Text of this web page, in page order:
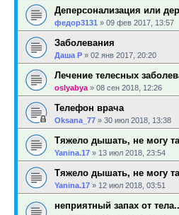
Деперсонализация или
федор3131 » 09 фев 2017, 13:57
Заболевания
Даша Р » 02 янв 2017, 20:20
Лечение телесных
oslyabya » 08 сен 2018, 12:26
Телефон врача
Oksana_77 » 30 июл 2018, 13:38
Тяжело дышать, не могу
Yanina.17 » 13 июл 2018, 23:54
Тяжело дышать, не могу
Yanina.17 » 12 июл 2018, 03:51
неприятный запах от тела..